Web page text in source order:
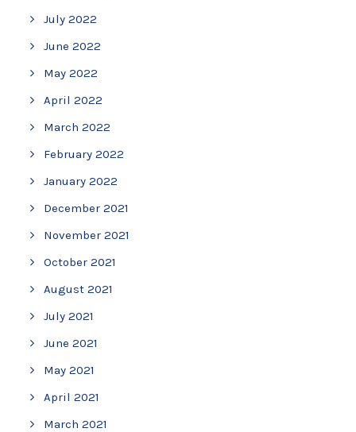
July 2022
June 2022
May 2022
April 2022
March 2022
February 2022
January 2022
December 2021
November 2021
October 2021
August 2021
July 2021
June 2021
May 2021
April 2021
March 2021